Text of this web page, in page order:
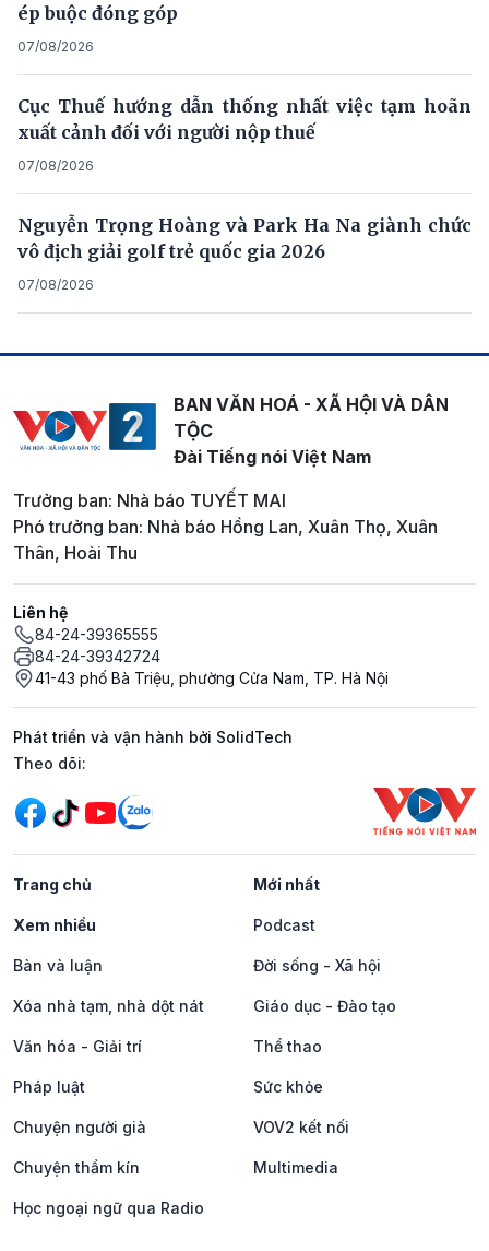
ép buộc đóng góp
07/08/2026
Cục Thuế hướng dẫn thống nhất việc tạm hoãn
xuất cảnh đối với người nộp thuế
07/08/2026
Nguyễn Trọng Hoàng và Park Ha Na giành chức
vô địch giải golf trẻ quốc gia 2026
07/08/2026
BAN VĂN HOÁ - XÃ HỘI VÀ DÂN
TỘC
Đài Tiếng nói Việt Nam
Trưởng ban: Nhà báo TUYẾT MAI
Phó trưởng ban: Nhà báo Hồng Lan, Xuân Thọ, Xuân
Thân, Hoài Thu
Liên hệ
84-24-39365555
84-24-39342724
41-43 phố Bà Triệu, phường Cửa Nam, TP. Hà Nội
Phát triển và vận hành bởi SolidTech
Mạng xã hội
Theo dõi:
Trang chủ Mới nhất
Xem nhiều Podcast
Bàn và luận Đời sống - Xã hội
Xóa nhà tạm, nhà dột nát Giáo dục - Đào tạo
Văn hóa - Giải trí Thể thao
Pháp luật Sức khỏe
Chuyện người già VOV2 kết nối
Chuyện thầm kín Multimedia
Học ngoại ngữ qua Radio